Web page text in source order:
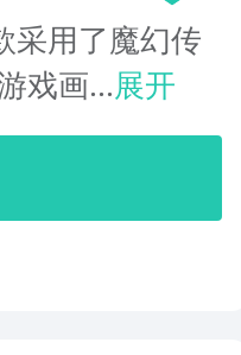
采用了魔幻传
戏画...展开